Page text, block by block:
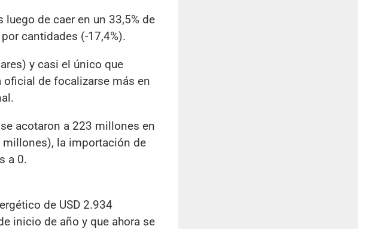
de caer en un 33,5% de
cantidades (-17,4%).
y casi el único que
de focalizarse más en
acotaron a 223 millones en
millones), la importación de
a 0.
de USD 2.934
inicio de año y que ahora se